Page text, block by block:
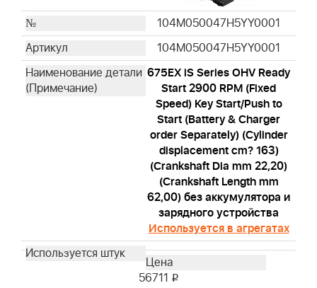
104M050047H5YY0001
104M050047H5YY0001
675EX iS Series OHV Ready
Start 2900 RPM (Fixed
Speed) Key Start/Push to
Start (Battery & Charger
order Separately) (Cylinder
displacement cm? 163)
(Crankshaft Dia mm 22,20)
(Crankshaft Length mm
62,00) без аккумулятора и
зарядного устройства
Используется в агрегатах
56711 i